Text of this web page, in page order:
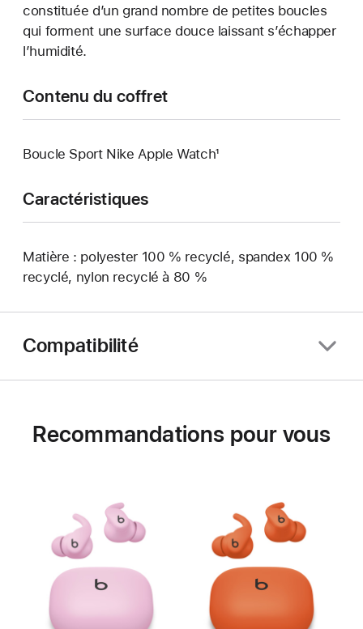
constituée d’un grand nombre de petites boucles
qui forment une surface douce laissant s’échapper
l’humidité.
Contenu du coffret
Boucle Sport Nike Apple Watch¹
Caractéristiques
Matière : polyester 100 % recyclé, spandex 100 %
recyclé, nylon recyclé à 80 %
Compatibilité
Recommandations pour vous